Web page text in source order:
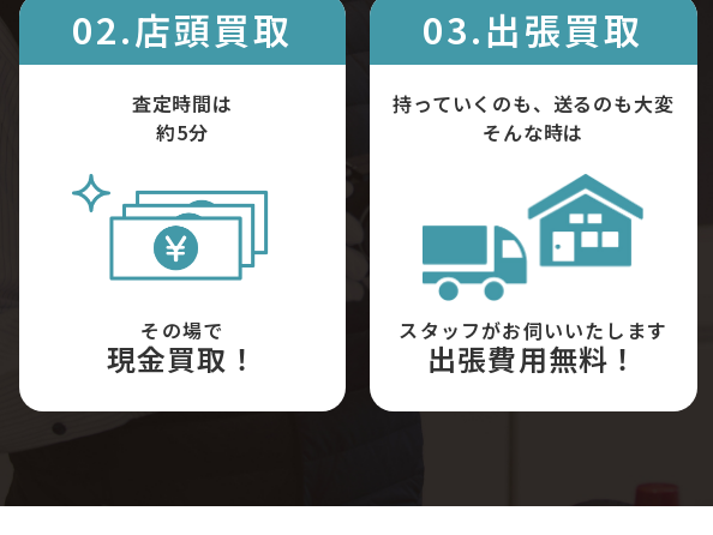
02.店頭買取
査定時間は
約5分
その場で
現金買取！
03.出張買取
持っていくのも、送るのも大変
そんな時は
スタッフがお伺いいたします
出張費用無料！